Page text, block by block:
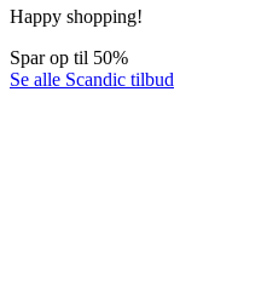
Happy shopping!
Spar op til 50%
Se alle Scandic tilbud